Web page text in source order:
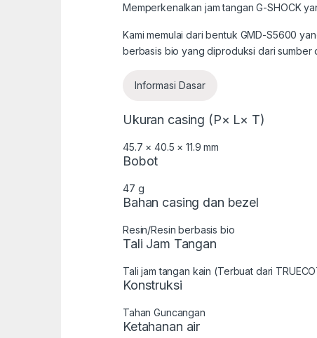
Memperkenalkan jam tangan G-SHOCK
Kami memulai dari bentuk GMD-S5600
berbasis bio yang diproduksi dari sumber
Informasi Dasar
Ukuran casing (P× L× T)
45.7 × 40.5 × 11.9 mm
Bobot
47 g
Bahan casing dan bezel
Resin/Resin berbasis bio
Tali Jam Tangan
Tali jam tangan kain (Terbuat dari
Konstruksi
Tahan Guncangan
Ketahanan air